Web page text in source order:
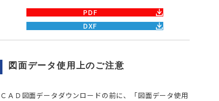
PDF
DXF
図面データ使用上のご注意
ＣＡＤ図面データダウンロードの前に、「図面データ使用